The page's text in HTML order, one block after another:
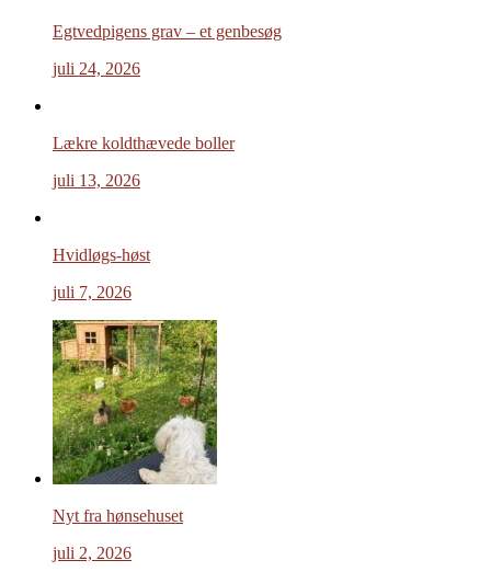
Egtvedpigens grav – et genbesøg
juli 24, 2026
Lækre koldthævede boller
juli 13, 2026
Hvidløgs-høst
juli 7, 2026
Nyt fra hønsehuset
juli 2, 2026